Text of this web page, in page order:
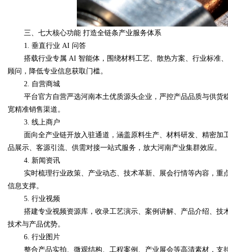
三、七大核心功能 打造全链条产业服务体系
1. 垂直行业 AI 问答
搭载行业专属 AI 智能体，围绕材料工艺、散热方案、行业标准
顾问，降低专业信息获取门槛。
2. 自营商城
平台官方自营严选河南本土优质源头企业，严控产品品质与供
宽精准销售渠道。
3. 线上商户
面向全产业链开放入驻通道，涵盖原料生产、材料研发、精密
品展示、客源引流、供需对接一站式服务，放大河南产业集群效应。
4. 新闻资讯
实时梳理行业政策、产业动态、技术革新、展会行情等内容，
信息支撑。
5. 行业视频
搭建专业视频资源库，收录工艺演示、案例讲解、产品介绍、
技术与产品优势。
6. 行业图片
整合产品实拍、微观结构、工程案例、产业展会等高清素材，